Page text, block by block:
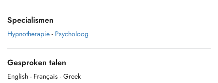
Specialismen
Hypnotherapie - Psycholoog
Gesproken talen
English - Français - Greek